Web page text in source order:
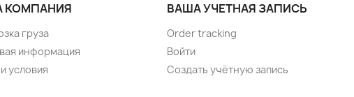
КОМПАНИЯ
груза
информация
условия
ВАША УЧЕТНАЯ ЗАПИСЬ
Order tracking
Войти
Создать учётную запись